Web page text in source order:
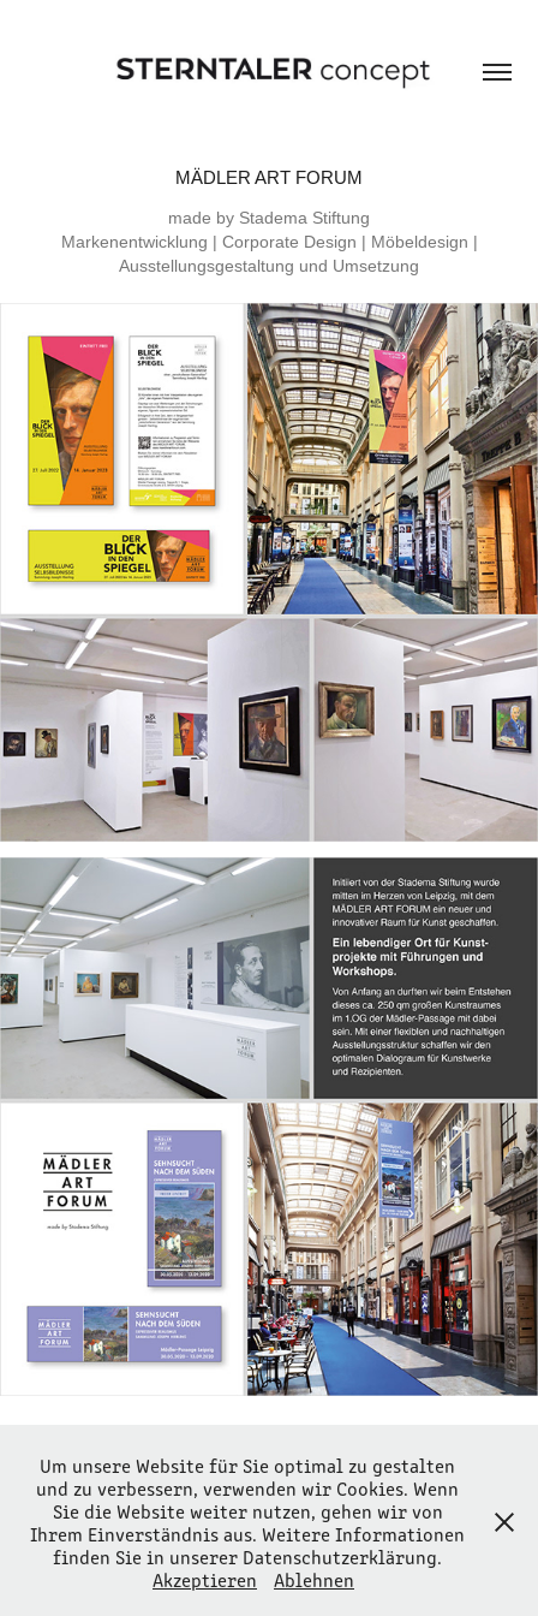
MÄDLER ART FORUM
made by Stadema Stiftung
Markenentwicklung | Corporate Design | Möbeldesign |
Ausstellungsgestaltung und Umsetzung
Website MAF
STERNTALER concept GmbH | Messe-Allee 2 | 04356 Leipzig |
Tel.: 03 41 / 678 27 276
Um unsere Website für Sie optimal zu gestalten
und zu verbessern, verwenden wir Cookies. Wenn
Sie die Website weiter nutzen, gehen wir von
Ihrem Einverständnis aus. Weitere Informationen
finden Sie in unserer Datenschutzerklärung.
Akzeptieren
Ablehnen